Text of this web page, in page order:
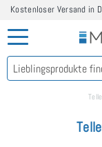
Kostenloser Versand in